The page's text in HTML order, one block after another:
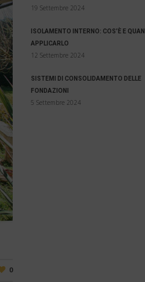
0
19 Settembre 2024
ISOLAMENTO INTERNO: COS’È E
APPLICARLO
12 Settembre 2024
SISTEMI DI CONSOLIDAMENTO DELLE
FONDAZIONI
5 Settembre 2024